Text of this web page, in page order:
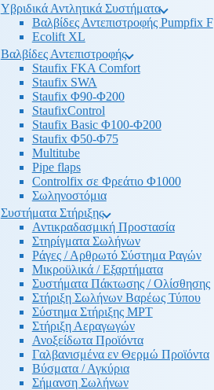
Υβριδικά Αντλητικά Συστήματα
Βαλβίδες Αντεπιστροφής Pumpfix F
Ecolift XL
Βαλβίδες Αντεπιστροφής
Staufix FKA Comfort
Staufix SWA
Staufix Φ90-Φ200
StaufixControl
Staufix Basic Φ100-Φ200
Staufix Φ50-Φ75
Multitube
Pipe flaps
Controlfix σε Φρεάτιο Φ1000
Σωληνοστόμια
Συστήματα Στήριξης
Αντικραδασμική Προστασία
Στηρίγματα Σωλήνων
Ράγες / Αρθρωτό Σύστημα Ραγών
Μικροϋλικά / Εξαρτήματα
Συστήματα Πάκτωσης / Ολίσθησης
Στήριξη Σωλήνων Βαρέως Τύπου
Σύστημα Στήριξης MPT
Στήριξη Αεραγωγών
Ανοξείδωτα Προϊόντα
Γαλβανισμένα εν Θερμώ Προϊόντα
Βύσματα / Αγκύρια
Σήμανση Σωλήνων